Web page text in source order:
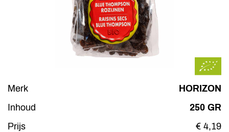
Merk
HORIZON
Inhoud
250 GR
Prijs
€ 4,19